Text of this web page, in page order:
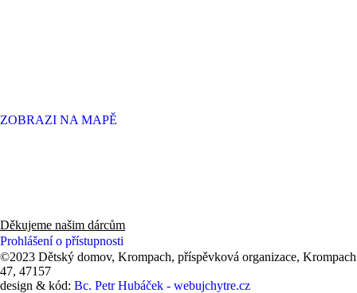
ZOBRAZI NA MAPĚ
Děkujeme našim dárcům
Prohlášení o přístupnosti
©2023 Dětský domov, Krompach, příspěvková organizace, Krompach
47, 47157
design & kód: Bc. Petr Hubáček - webujchytre.cz